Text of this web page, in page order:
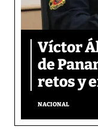
Víctor
de
retos y
NACIONAL